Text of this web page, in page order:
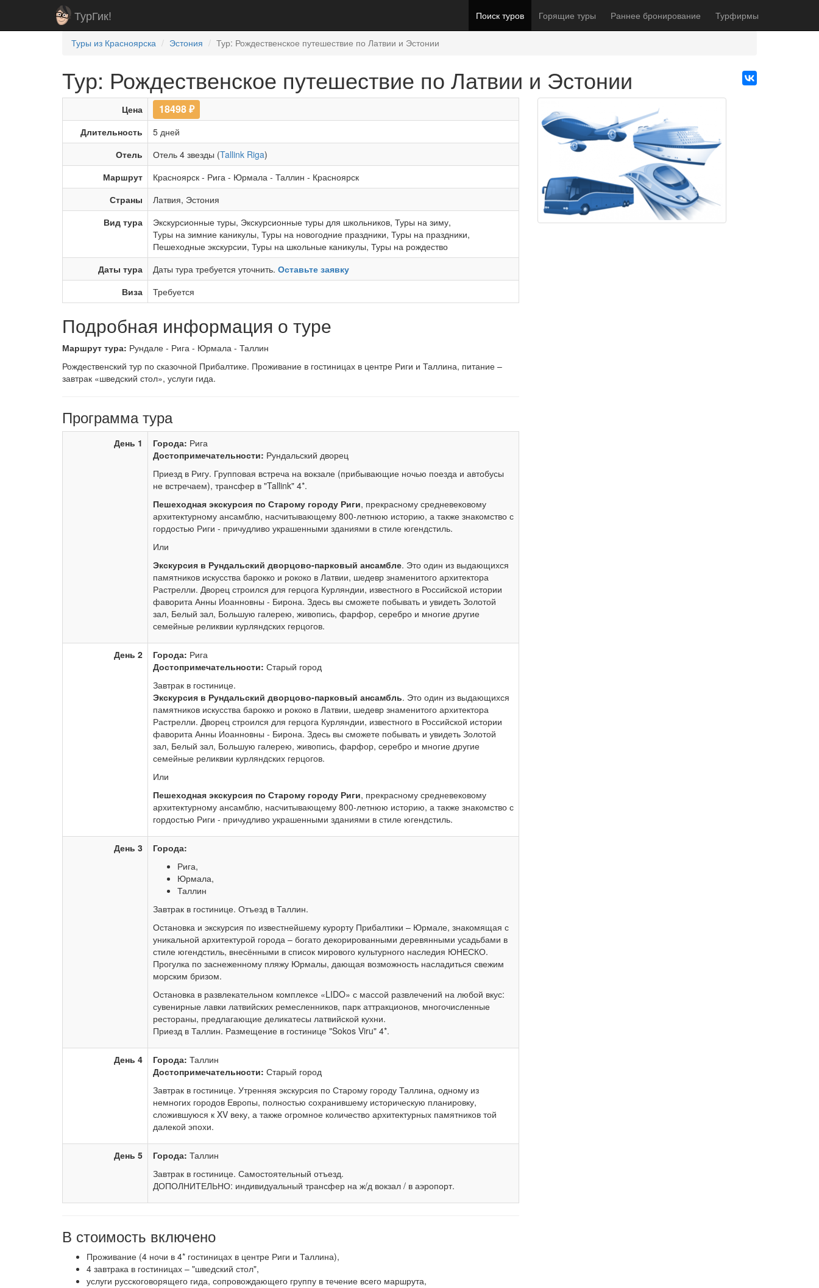
ТурГик! Поиск туров Горящие туры Раннее бронирование Турфирмы
Туры из Красноярска Эстония Тур: Рождественское путешествие по Латвии и Эстонии
Тур: Рождественское путешествие по Латвии и Эстонии
Цена 18498₽
Длительность
5 дней
Отель
Отель 4 звезды (Tallink Riga)
Маршрут
Красноярск - Рига - Юрмала - Таллин - Красноярск
Страны
Латвия, Эстония
Вид тура
Экскурсионные туры, Экскурсионные туры для школьников, Туры на зиму,
Туры на зимние каникулы, Туры на новогодние праздники, Туры на праздники,
Пешеходные экскурсии, Туры на школьные каникулы, Туры на рождество
Даты тура
Даты тура требуется уточнить. Оставьте заявку
Виза
Требуется
Подробная информация о туре
Маршрут тура: Рундале - Рига - Юрмала - Таллин
Рождественский тур по сказочной Прибалтике. Проживание в гостиницах в центре Риги и Таллина, питание –
завтрак «шведский стол», услуги гида.
Программа тура
День 1 Города: Рига
Достопримечательности: Рундальский дворец
Приезд в Ригу. Групповая встреча на вокзале (прибывающие ночью поезда и автобусы
не встречаем), трансфер в "Tallink" 4*.
Пешеходная экскурсия по Старому городу Риги, прекрасному средневековому
архитектурному ансамблю, насчитывающему 800-летнюю историю, а также знакомство с
гордостью Риги - причудливо украшенными зданиями в стиле югендстиль.
Или
Экскурсия в Рундальский дворцово-парковый ансамбле. Это один из выдающихся
памятников искусства барокко и рококо в Латвии, шедевр знаменитого архитектора
Растрелли. Дворец строился для герцога Курляндии, известного в Российской истории
фаворита Анны Иоанновны - Бирона. Здесь вы сможете побывать и увидеть Золотой
зал, Белый зал, Большую галерею, живопись, фарфор, серебро и многие другие
семейные реликвии курляндских герцогов.
День 2 Города: Рига
Достопримечательности: Старый город
Завтрак в гостинице.
Экскурсия в Рундальский дворцово-парковый ансамбль. Это один из выдающихся
памятников искусства барокко и рококо в Латвии, шедевр знаменитого архитектора
Растрелли. Дворец строился для герцога Курляндии, известного в Российской истории
фаворита Анны Иоанновны - Бирона. Здесь вы сможете побывать и увидеть Золотой
зал, Белый зал, Большую галерею, живопись, фарфор, серебро и многие другие
семейные реликвии курляндских герцогов.
Или
Пешеходная экскурсия по Старому городу Риги, прекрасному средневековому
архитектурному ансамблю, насчитывающему 800-летнюю историю, а также знакомство с
гордостью Риги - причудливо украшенными зданиями в стиле югендстиль.
День 3
Города:
Рига,
Юрмала,
Таллин
Завтрак в гостинице. Отъезд в Таллин.
Остановка и экскурсия по известнейшему курорту Прибалтики – Юрмале, знакомящая с
уникальной архитектурой города – богато декорированными деревянными усадьбами в
стиле югендстиль, внесёнными в список мирового культурного наследия ЮНЕСКО.
Прогулка по заснеженному пляжу Юрмалы, дающая возможность насладиться свежим
морским бризом.
Остановка в развлекательном комплексе «LIDO» с массой развлечений на любой вкус:
сувенирные лавки латвийских ремесленников, парк аттракционов, многочисленные
рестораны, предлагающие деликатесы латвийской кухни.
Приезд в Таллин. Размещение в гостинице "Sokos Viru" 4*.
День 4 Города: Таллин
Достопримечательности: Старый город
Завтрак в гостинице. Утренняя экскурсия по Старому городу Таллина, одному из
немногих городов Европы, полностью сохранившему историческую планировку,
сложившуюся к XV веку, а также огромное количество архитектурных памятников той
далекой эпохи.
День 5 Города: Таллин
Завтрак в гостинице. Самостоятельный отъезд.
ДОПОЛНИТЕЛЬНО: индивидуальный трансфер на ж/д вокзал / в аэропорт.
В стоимость включено
Проживание (4 ночи в 4* гостиницах в центре Риги и Таллина),
4 завтрака в гостиницах – "шведский стол",
услуги русскоговорящего гида, сопровождающего группу в течение всего маршрута,